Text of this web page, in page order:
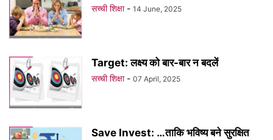
सच्ची शिक्षा - 14 June, 2025
Target: लक्ष्य को बार-बार न बदलें
सच्ची शिक्षा - 07 April, 2025
Save Invest: …ताकि भविष्य बने सुरक्षित